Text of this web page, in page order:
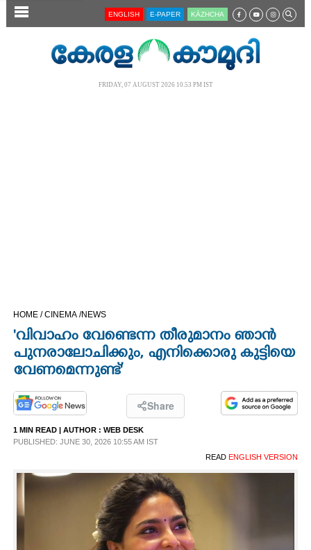
SECTIONS
OPINION
PHOTOS
LIFESTYLE
ENGLISH E-PAPER KĀZHCHA
FRIDAY, 07 AUGUST 2026 10.53 PM IST
HOME /CINEMA /NEWS
'വിവാഹം വേണ്ടെന്ന തീരുമാനം ഞാൻ
പുനരാലോചിക്കും, എനിക്കൊരു കുട്ടിയെ
വേണമെന്നുണ്ട്'
Share
1 MIN READ | AUTHOR : WEB DESK
PUBLISHED: JUNE 30, 2026 10:55 AM IST
READ ENGLISH VERSION